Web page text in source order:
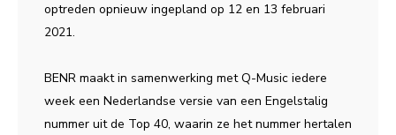
optreden opnieuw ingepland op 12 en 13 februari
2021.
BENR maakt in samenwerking met Q-Music iedere
week een Nederlandse versie van een Engelstalig
nummer uit de Top 40, waarin ze het nummer hertalen